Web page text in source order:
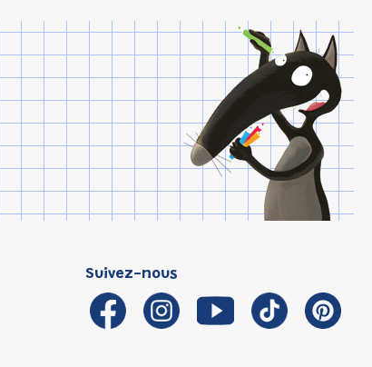
Suivez-nous